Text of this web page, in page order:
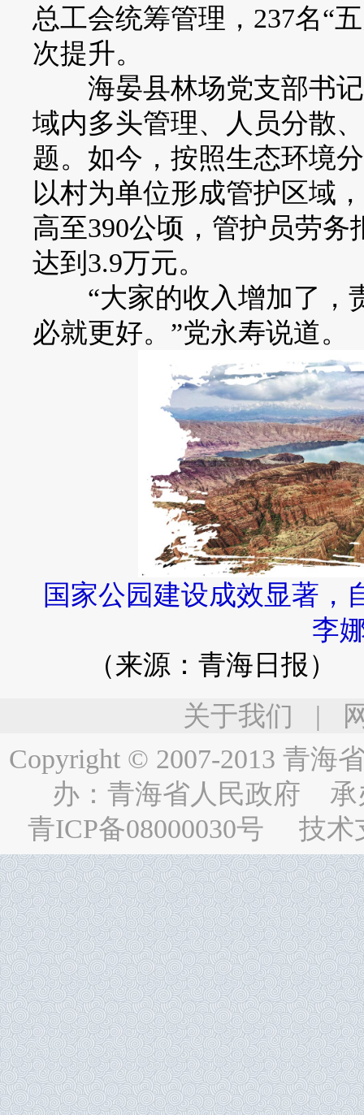
总工会统筹管理，237名“
次提升。
海晏县林场党支部书记
域内多头管理、人员分散
题。如今，按照生态环境
以村为单位形成管护区域
高至390公顷，管护员劳
达到3.9万元。
“大家的收入增加了，
必就更好。”党永寿说道。
国家公园建设成效显著，
李
（来源：青海日报）
关于我们 |
Copyright © 2007-2013 青海
办： 青海省人民政府 承
青ICP备08000030号 技术